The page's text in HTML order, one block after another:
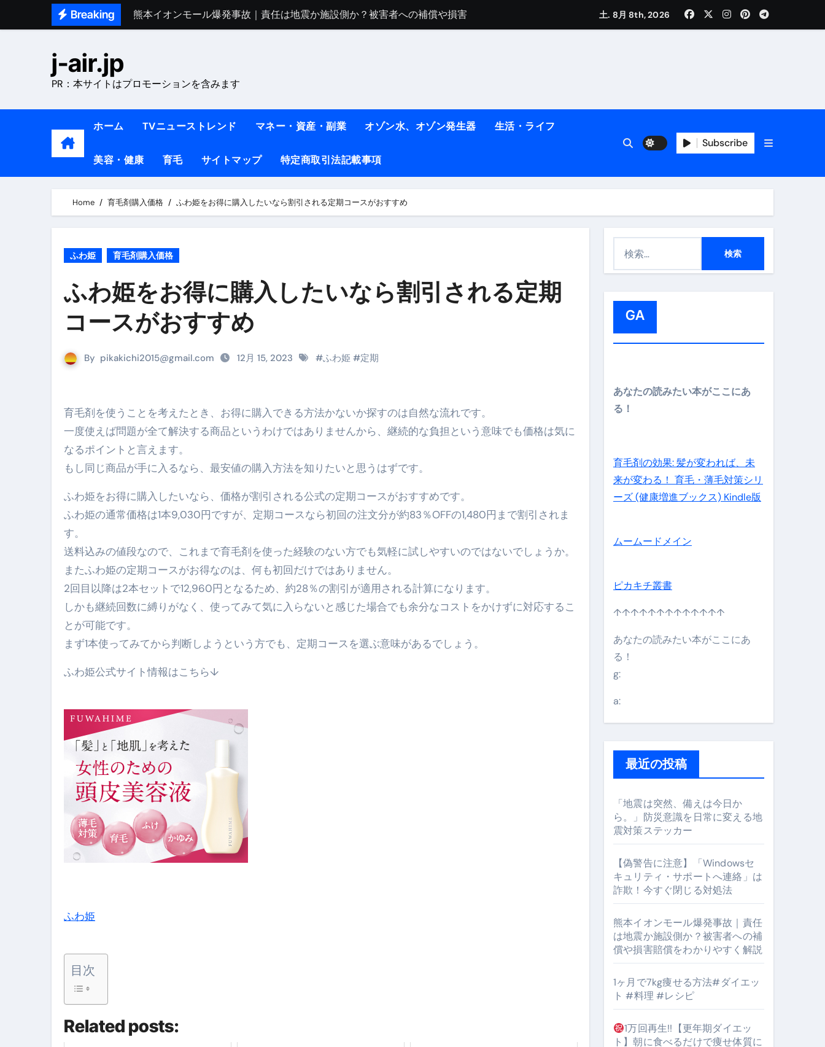
Breaking
熊本イオンモール爆発事故｜責任は地震か施設側か？被害者への補償や損害賠償をわかりやすく解説
【医者が教える】本当に痩せる薬はコレ！ #医療ダイエット
中町綾が2週間で3.5kg痩せた方法 #shots
【医者が解説】このふくらはぎ痩せ本当に効果ある？ #エクササイズ
【美容】ダイエットに対する私の考え方と実践方法を解説します【健康】
【1日ダイエットルーティン】運動なしで2ヶ月で10kg減量した、私の痩せる9つの習慣 | レシピ付き | ダイエット中の食事
『葬送のフリーレン』の学び｜時間・記憶・名言・人生哲学から読み解く生き方
リサイクル業者の無料回収・無料査定は危険？情報収集との関係と見分け方を解説
山梨県震度6弱と富士山噴火の関係｜最新観測データと前兆現象を徹底解説【2026】
青森県震度6とベネゼエラM7級地震の関連性は？
Cookie同意管理ツール「STRIGHT」取り扱い開始＆リリース記念キャンペーン【ムームードメイン】
【輸入消費税】輸入に消費税はかかるのか？勘定科目・仕訳・申告書記載方法
この動画は国にすぐ消されます。これが日本が残念な国になった理由です。国民は●●をしないとこの先さらに貧しくなります。【 竹花貴騎 切り抜き 会社員
意外にありえる？日経平均40000円を妄想シナリオ検証してみた！ズボラ株投資
【必見】融資受けるなら”コレ”を確実に取り組むべき！ #shorts
【PR】フリーランス必見！入金前の売上をすぐに現金で受け取る方法
【2023年最新】金融ブラックでも可能な資金調達法3選！#shorts
個人事業主は銀行から融資を受けるとリスクが高い #shorts
【即金】3時間で5万円稼ぐセルフバックの全貌！危険回避と安全な稼ぎ方を徹底解説
【超高騰】爆上がりしたビットコインに695万円も投資してる営業39歳サラリーマン【2025年10月3日】 #bitcoin #全財産 #暗号資産
【必見】もう営業電話は怖くない！初心者でも成果を出す電話の仕方はコレ！
フリーランス・個人事業主におすすめの資金調達4選
自己破産中に絶対にしてはダメなこと7選
自己破産にまつわるよくある勘違い4選#Shorts
体脂肪が落ちる朝食3選 #ダイエット
No.102 9割が勘違い 自己破産の真実
アーモンドを毎日食べたらどうなるの？①【30秒でわかる効果まとめ】#アーモンド #ダイエット #筋トレ #美容 #健康 #雑学 #ナレーター #小林将大
ムームードメイン 2月のおすすめドメイン特集- ビジネスの信用を築く――そのすべての起点となるのが独自ドメイン
FRONTIER スーパーセール2026 完全攻略ガイド 今こそ買い時！ゲーミングPC・高性能BTOを最安で手に入れる方法
土. 8月 8th, 2026
j-air.jp
PR：本サイトはプロモーションを含みます
ホーム TVニューストレンド マネー・資産・副業 オゾン水、オゾン発生器 生活・ライフ
美容・健康 育毛 サイトマップ 特定商取引法記載事項
Subscribe
Home 育毛剤購入価格 ふわ姫をお得に購入したいなら割引される定期コースがおすすめ
ふわ姫 育毛剤購入価格
ふわ姫をお得に購入したいなら割引される定期
コースがおすすめ
By pikakichi2015@gmail.com 12月 15, 2023 #ふわ姫 #定期
育毛剤を使うことを考えたとき、お得に購入できる方法かないか探すのは自然な流れです。
一度使えば問題が全て解決する商品というわけではありませんから、継続的な負担という意味でも価格は気に
なるポイントと言えます。
もし同じ商品が手に入るなら、最安値の購入方法を知りたいと思うはずです。
ふわ姫をお得に購入したいなら、価格が割引される公式の定期コースがおすすめです。
ふわ姫の通常価格は1本9,030円ですが、定期コースなら初回の注文分が約83％OFFの1,480円まで割引されま
す。
送料込みの値段なので、これまで育毛剤を使った経験のない方でも気軽に試しやすいのではないでしょうか。
またふわ姫の定期コースがお得なのは、何も初回だけではありません。
2回目以降は2本セットで12,960円となるため、約28％の割引が適用される計算になります。
しかも継続回数に縛りがなく、使ってみて気に入らないと感じた場合でも余分なコストをかけずに対応するこ
とが可能です。
まず1本使ってみてから判断しようという方でも、定期コースを選ぶ意味があるでしょう。
ふわ姫公式サイト情報はこちら↓
ふわ姫
目次
Related posts:
GA
あなたの読みたい本がここにあ
る！
育毛剤の効果: 髪が変われば、未
来が変わる！ 育毛・薄毛対策シリ
ーズ (健康増進ブックス) Kindle版
ムームードメイン
ピカキチ叢書
↑↑↑↑↑↑↑↑↑↑↑↑↑
あなたの読みたい本がここにあ
る！
g:
a:
最近の投稿
「地震は突然、備えは今日か
ら。」防災意識を日常に変える地
震対策ステッカー
【偽警告に注意】「Windowsセ
キュリティ・サポートへ連絡」は
詐欺！今すぐ閉じる対処法
熊本イオンモール爆発事故｜責任
は地震か施設側か？被害者への補
償や損害賠償をわかりやすく解説
1ヶ月で7kg痩せる方法#ダイエッ
ト #料理 #レシピ
1万回再生!!【更年期ダイエッ
ト】朝に食べるだけで痩せ体質に